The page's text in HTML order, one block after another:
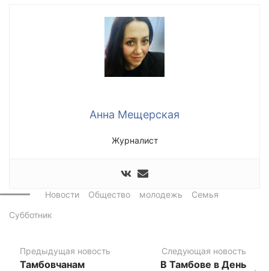
Анна Мещерская
Журналист
Новости Общество молодежь
Семья
Субботник
Предыдущая новость
Тамбовчанам
Следующая новость
В Тамбове в День